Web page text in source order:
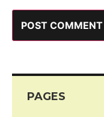
PAGES